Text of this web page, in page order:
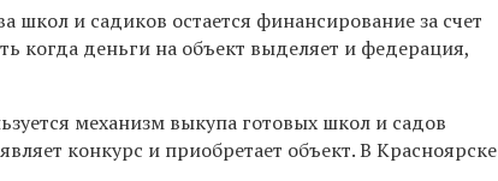
и садиков остается финансирование за счет
когда деньги на объект выделяет и федерация,
механизм выкупа готовых школ и садов
конкурс и приобретает объект. В Красноярске